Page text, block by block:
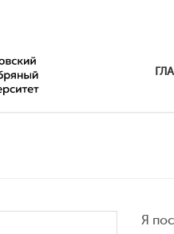
Я